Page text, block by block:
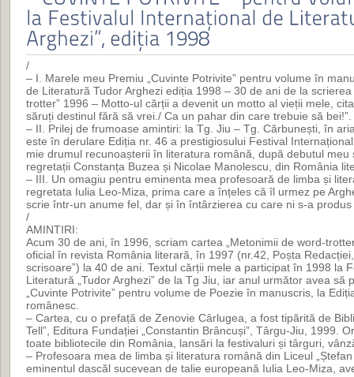
/
– I. Marele meu Premiu „Cuvinte Potrivite” pentru volume în
de Literatură Tudor Arghezi ediția 1998 – 30 de ani de la
trotter” 1996 – Motto-ul cărții a devenit un motto al vieții mele,
săruți destinul fără să vrei./ Ca un pahar din care trebuie să bei!”.
– II. Prilej de frumoase amintiri: la Tg. Jiu – Tg. Cărbunești, în
este în derulare Ediția nr. 46 a prestigiosului Festival
mie drumul recunoașterii în literatura română, după debutul
regretații Constanța Buzea și Nicolae Manolescu, din România
– III. Un omagiu pentru eminenta mea profesoară de limba și
regretata Iulia Leo-Miza, prima care a înțeles că îl urmez pe
scrie într-un anume fel, dar și în întârzierea cu care ni s-a
/
AMINTIRI:
Acum 30 de ani, în 1996, scriam cartea „Metonimii de word-
oficial în revista România literară, în 1997 (nr.42, Poșta
scrisoare”) la 40 de ani. Textul cărții mele a participat în 1998 la
Literatură „Tudor Arghezi” de la Tg Jiu, iar anul următor avea să
„Cuvinte Potrivite” pentru volume de Poezie în manuscris, la
românesc.
– Cartea, cu o prefață de Zenovie Cârlugea, a fost tipărită de
Tell”, Editura Fundației „Constantin Brâncuși”, Târgu-Jiu, 1999.
toate bibliotecile din România, lansări la festivaluri și târguri,
– Profesoara mea de limba și literatura română din Liceul
eminentul dascăl sucevean de talie europeană Iulia Leo-Miza,